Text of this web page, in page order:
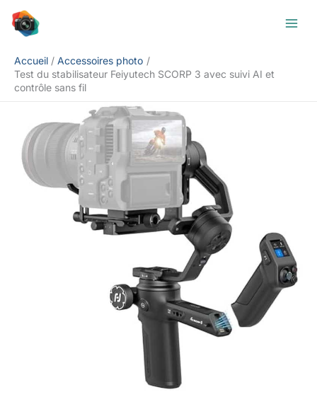
Accueil
Accessoires photo
Test du stabilisateur Feiyutech SCORP 3 avec suivi AI et
contrôle sans fil
Rechercher